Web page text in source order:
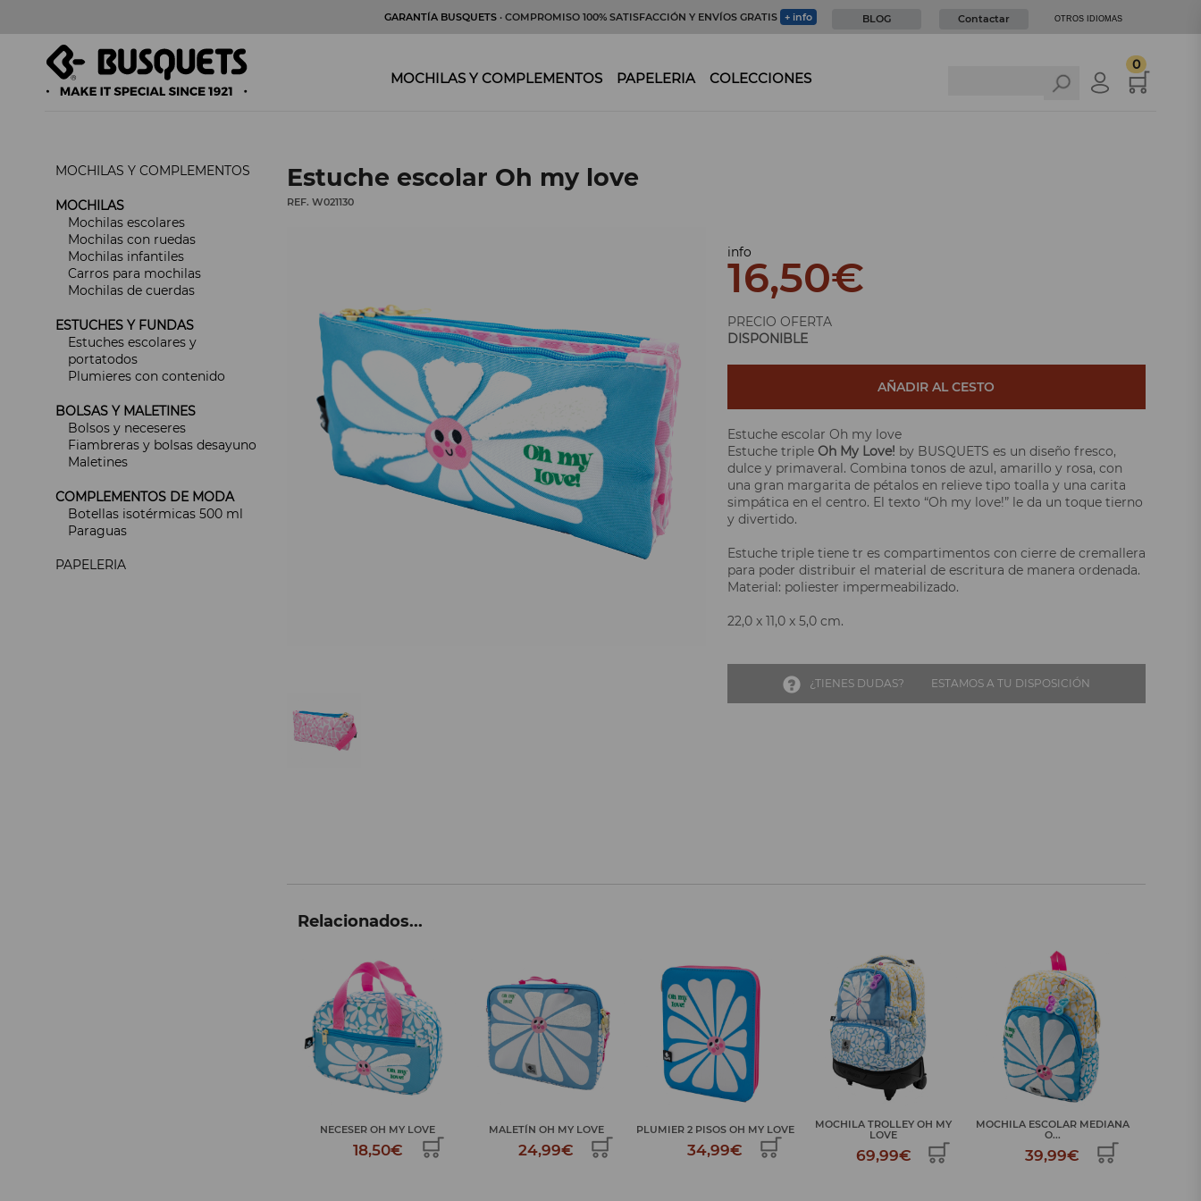
GARANTÍA BUSQUETS · COMPROMISO 100% SATISFACCIÓN Y ENVÍOS GRATIS + info BLOG Contactar OTROS IDIOMAS
MOCHILAS Y COMPLEMENTOS PAPELERIA COLECCIONES
0
MOCHILAS Y COMPLEMENTOS
MOCHILAS
Mochilas escolares
Mochilas con ruedas
Mochilas infantiles
Carros para mochilas
Mochilas de cuerdas
ESTUCHES Y FUNDAS
Estuches escolares y
portatodos
Plumieres con contenido
BOLSAS Y MALETINES
Bolsos y neceseres
Fiambreras y bolsas desayuno
Maletines
COMPLEMENTOS DE MODA
Botellas isotérmicas 500 ml
Paraguas
PAPELERIA
Estuche escolar Oh my love
REF. W021130
info
16,50€
PRECIO OFERTA
DISPONIBLE
AÑADIR AL CESTO
Estuche escolar Oh my love
Estuche triple Oh My Love! by BUSQUETS es un diseño fresco,
dulce y primaveral. Combina tonos de azul, amarillo y rosa, con
una gran margarita de pétalos en relieve tipo toalla y una carita
simpática en el centro. El texto “Oh my love!” le da un toque tierno
y divertido.
Estuche triple tiene tr es compartimentos con cierre de cremallera
para poder distribuir el material de escritura de manera ordenada.
Material: poliester impermeabilizado.
22,0 x 11,0 x 5,0 cm.
¿TIENES DUDAS? ESTAMOS A TU DISPOSICIÓN
Relacionados...
NECESER OH MY LOVE
18,50€
MALETÍN OH MY LOVE
24,99€
PLUMIER 2 PISOS OH MY LOVE
34,99€
MOCHILA TROLLEY OH MY
LOVE
69,99€
MOCHILA ESCOLAR MEDIANA
O...
39,99€